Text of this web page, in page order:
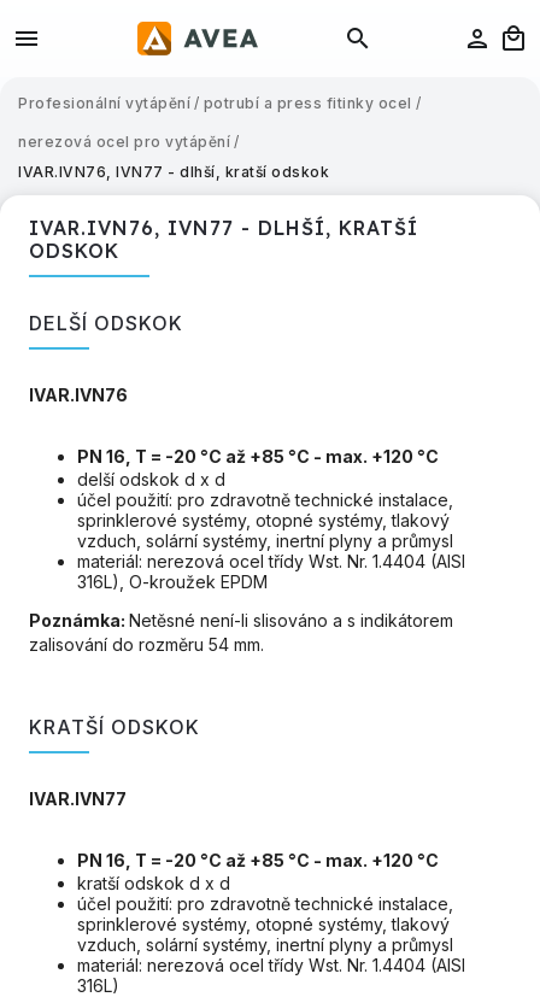
Profesionální vytápění / potrubí a press fitinky ocel /
nerezová ocel pro vytápění /
IVAR.IVN76, IVN77 - dlhší, kratší odskok
IVAR.IVN76, IVN77 - DLHŠÍ, KRATŠÍ
ODSKOK
DELŠÍ ODSKOK
IVAR.IVN76
PN 16, T = -20 °C až +85 °C - max. +120 °C
delší odskok d x d
účel použití: pro zdravotně technické instalace,
sprinklerové systémy, otopné systémy, tlakový
vzduch, solární systémy, inertní plyny a průmysl
materiál: nerezová ocel třídy Wst. Nr. 1.4404 (AISI
316L), O-kroužek EPDM
Poznámka: Netěsné není-li slisováno a s indikátorem
zalisování do rozměru 54 mm.
KRATŠÍ ODSKOK
IVAR.IVN77
PN 16, T = -20 °C až +85 °C - max. +120 °C
kratší odskok d x d
účel použití: pro zdravotně technické instalace,
sprinklerové systémy, otopné systémy, tlakový
vzduch, solární systémy, inertní plyny a průmysl
materiál: nerezová ocel třídy Wst. Nr. 1.4404 (AISI
316L)